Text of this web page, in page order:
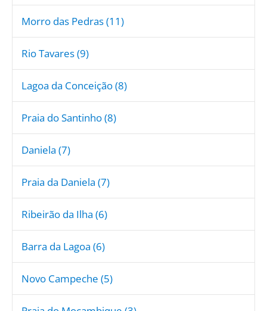
Morro das Pedras (11)
Rio Tavares (9)
Lagoa da Conceição (8)
Praia do Santinho (8)
Daniela (7)
Praia da Daniela (7)
Ribeirão da Ilha (6)
Barra da Lagoa (6)
Novo Campeche (5)